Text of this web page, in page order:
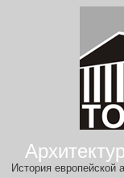
История европейской